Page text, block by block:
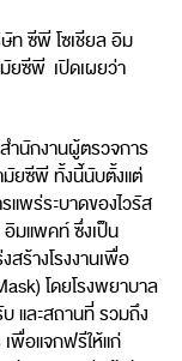
ซีพี โซเชียล อิม
ยซีพี เปิดเผยว่า
ำนักงานผู้ตรวจการ
มัยซีพี ทั้งนี้นับตั้งแต่
พร่ระบาดของไวรัส
มแพคท์ ซึ่งเป็น
ร้างโรงงานเพื่อ
โดยโรงพยาบาล
และสถานที่ รวมถึง
พื่อแจกฟรีให้แก่